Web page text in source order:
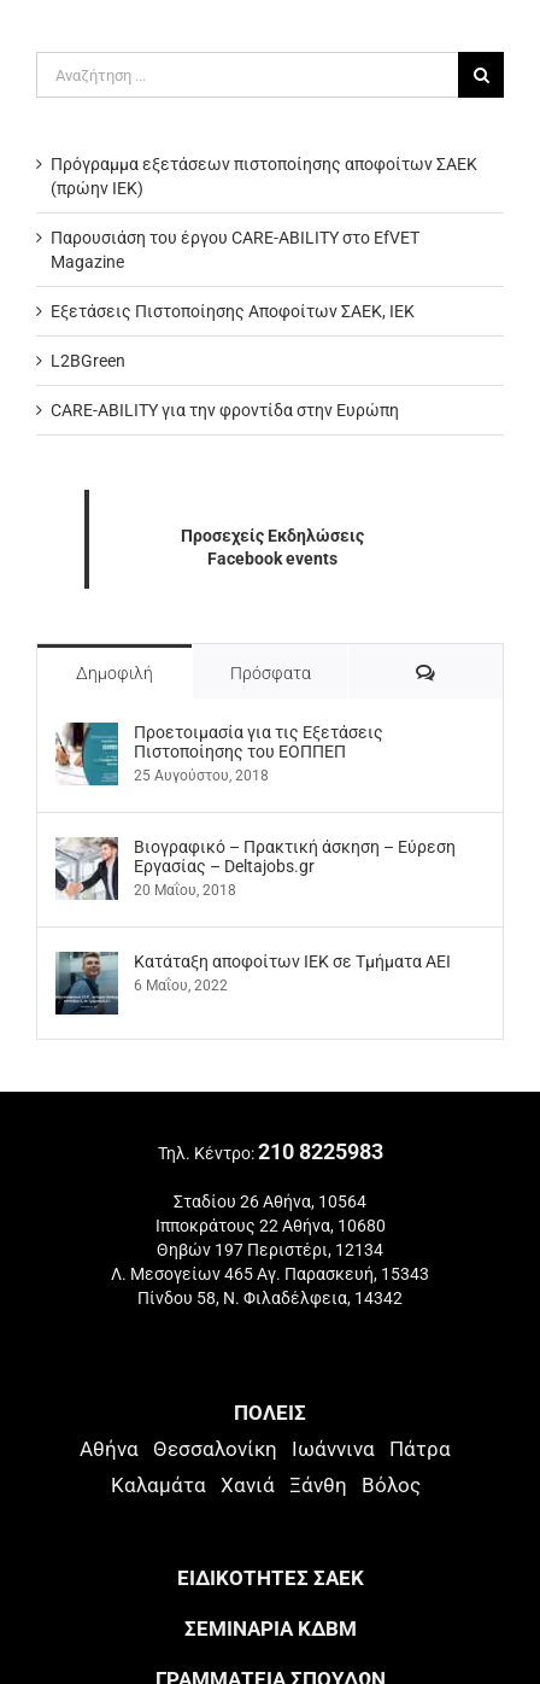
για:
Πρόγραμμα εξετάσεων πιστοποίησης αποφοίτων ΣΑΕΚ
(πρώην ΙΕΚ)
Παρουσιάση του έργου CARE-ABILITY στο EfVET
Magazine
Εξετάσεις Πιστοποίησης Αποφοίτων ΣΑΕΚ, ΙΕΚ
L2BGreen
CARE-ABILITY για την φροντίδα στην Ευρώπη
Προσεχείς Εκδηλώσεις
Facebook events
Δημοφιλή Πρόσφατα Σχόλια
Προετοιμασία για τις Εξετάσεις
Πιστοποίησης του ΕΟΠΠΕΠ
25 Αυγούστου, 2018
Βιογραφικό – Πρακτική άσκηση – Εύρεση
Εργασίας – Deltajobs.gr
20 Μαΐου, 2018
Kατάταξη αποφοίτων ΙΕΚ σε Τμήματα ΑΕΙ
6 Μαΐου, 2022
Τηλ. Κέντρο:210 8225983
Σταδίου 26 Αθήνα, 10564
Ιπποκράτους 22 Αθήνα, 10680
Θηβών 197 Περιστέρι, 12134
Λ. Μεσογείων 465 Αγ. Παρασκευή, 15343
Πίνδου 58, Ν. Φιλαδέλφεια, 14342
ΠΟΛΕΙΣ
Αθήνα Θεσσαλονίκη Ιωάννινα
Πάτρα
Καλαμάτα
Χανιά Ξάνθη Βόλος
ΕΙΔΙΚΟΤΗΤΕΣ ΣΑΕΚ
ΣΕΜΙΝΑΡΙΑ ΚΔΒΜ